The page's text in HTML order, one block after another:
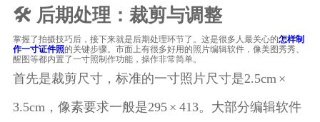
🛠️ 后期处理：裁剪与调整
掌握了拍摄技巧后，接下来就是后期处理环节了。这是很多人最关心的怎样制
作一寸证件照的关键步骤。市面上有很多好用的照片编辑软件，像美图秀秀、
醒图等都内置了一寸照制作功能，操作非常简单。
首先是裁剪尺寸，标准的一寸照片尺寸是2.5cm ×
3.5cm，像素要求一般是295 × 413。大部分编辑软件